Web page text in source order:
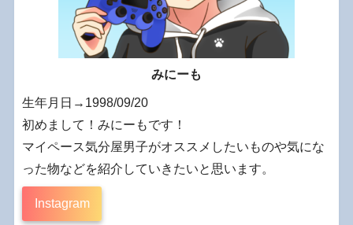
みにーも
生年月日→1998/09/20
初めまして！みにーもです！
マイペース気分屋男子がオススメしたいものや気にな
った物などを紹介していきたいと思います。
Instagram